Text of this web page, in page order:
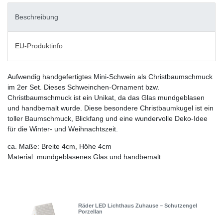
Beschreibung
EU-Produktinfo
Aufwendig handgefertigtes Mini-Schwein als Christbaumschmuck
im 2er Set. Dieses Schweinchen-Ornament bzw.
Christbaumschmuck ist ein Unikat, da das Glas mundgeblasen
und handbemalt wurde. Diese besondere Christbaumkugel ist ein
toller Baumschmuck, Blickfang und eine wundervolle Deko-Idee
für die Winter- und Weihnachtszeit.
ca. Maße: Breite 4cm, Höhe 4cm
Material: mundgeblasenes Glas und handbemalt
Räder LED Lichthaus Zuhause – Schutzengel
Porzellan